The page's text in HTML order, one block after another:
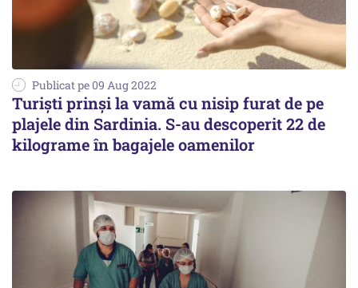
Publicat pe 09 Aug 2022
Turiști prinși la vamă cu nisip furat de pe
plajele din Sardinia. S-au descoperit 22 de
kilograme în bagajele oamenilor